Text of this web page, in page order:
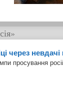
через
просування